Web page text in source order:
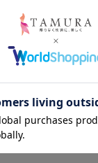
帮助您代
代购日本的商品